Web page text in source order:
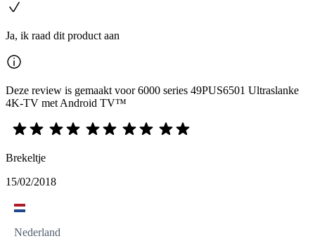
Ja, ik raad dit product aan
Deze review is gemaakt voor 6000 series 49PUS6501 Ultraslanke
4K-TV met Android TV™
Brekeltje
15/02/2018
Nederland